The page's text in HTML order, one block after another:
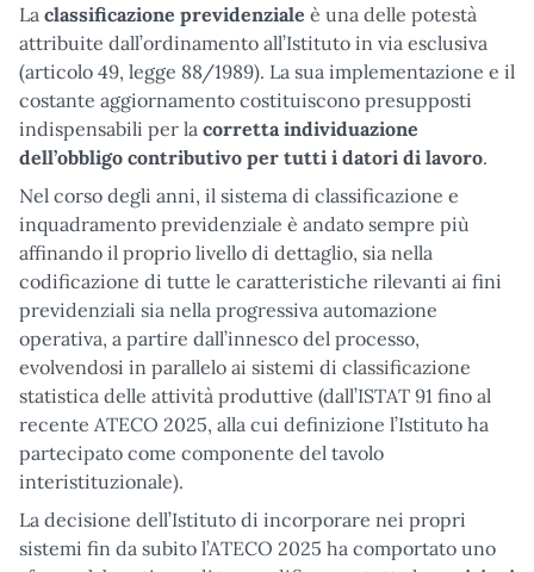
La classificazione previdenziale è una delle potestà
attribuite dall’ordinamento all’Istituto in via esclusiva
(articolo 49, legge 88/1989). La sua implementazione e il
costante aggiornamento costituiscono presupposti
indispensabili per la corretta individuazione
dell’obbligo contributivo per tutti i datori di lavoro.
Nel corso degli anni, il sistema di classificazione e
inquadramento previdenziale è andato sempre più
affinando il proprio livello di dettaglio, sia nella
codificazione di tutte le caratteristiche rilevanti ai fini
previdenziali sia nella progressiva automazione
operativa, a partire dall’innesco del processo,
evolvendosi in parallelo ai sistemi di classificazione
statistica delle attività produttive (dall’ISTAT 91 fino al
recente ATECO 2025, alla cui definizione l’Istituto ha
partecipato come componente del tavolo
interistituzionale).
La decisione dell’Istituto di incorporare nei propri
sistemi fin da subito l’ATECO 2025 ha comportato uno